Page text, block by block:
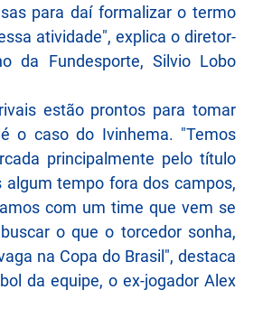
para daí formalizar o termo
atividade", explica o diretor-
da Fundesporte, Silvio Lobo
estão prontos para tomar
o caso do Ivinhema. "Temos
principalmente pelo título
algum tempo fora dos campos,
com um time que vem se
o que o torcedor sonha,
na Copa do Brasil", destaca
da equipe, o ex-jogador Alex